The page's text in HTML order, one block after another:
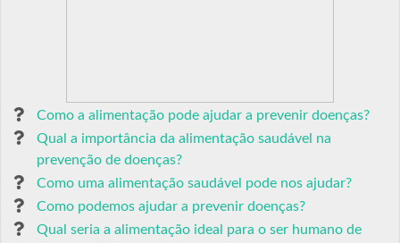
Como a alimentação pode ajudar a prevenir doenças?
Qual a importância da alimentação saudável na
prevenção de doenças?
Como uma alimentação saudável pode nos ajudar?
Como podemos ajudar a prevenir doenças?
Qual seria a alimentação ideal para o ser humano de